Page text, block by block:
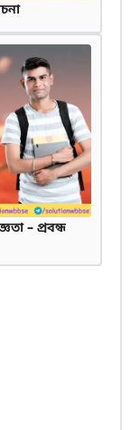
– প্রবন্ধ